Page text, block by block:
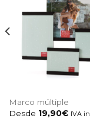
Marco múltiple
Desde 19,90€ IVA